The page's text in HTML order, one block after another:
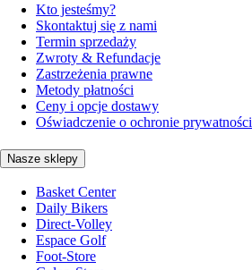
Kto jesteśmy?
Skontaktuj się z nami
Termin sprzedaży
Zwroty & Refundacje
Zastrzeżenia prawne
Metody płatności
Ceny i opcje dostawy
Oświadczenie o ochronie prywatności
Nasze sklepy
Basket Center
Daily Bikers
Direct-Volley
Espace Golf
Foot-Store